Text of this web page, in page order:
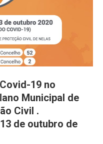
19 no
Municipal de
Civil .
de outubro de